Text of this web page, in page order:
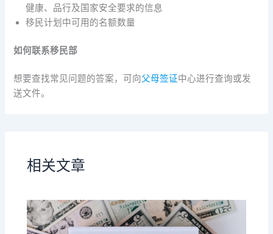
健康、品行及国家安全要求的信息
移民计划中可用的名额数量
如何联系移民部
想要查找常见问题的答案，可向父母签证中心进行查询或发
送文件。
相关文章